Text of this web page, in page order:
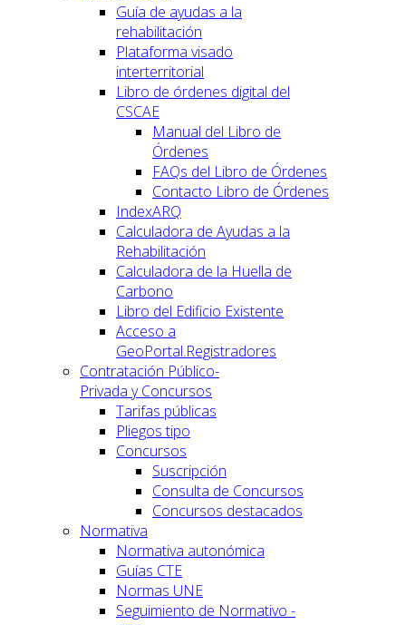
Guía de ayudas a la
rehabilitación
Plataforma visado
interterritorial
Libro de órdenes digital del
CSCAE
Manual del Libro de
Órdenes
FAQs del Libro de Órdenes
Contacto Libro de Órdenes
IndexARQ
Calculadora de Ayudas a la
Rehabilitación
Calculadora de la Huella de
Carbono
Libro del Edificio Existente
Acceso a
GeoPortal.Registradores
Contratación Público-
Privada y Concursos
Tarifas públicas
Pliegos tipo
Concursos
Suscripción
Consulta de Concursos
Concursos destacados
Normativa
Normativa autonómica
Guías CTE
Normas UNE
Seguimiento de Normativo -